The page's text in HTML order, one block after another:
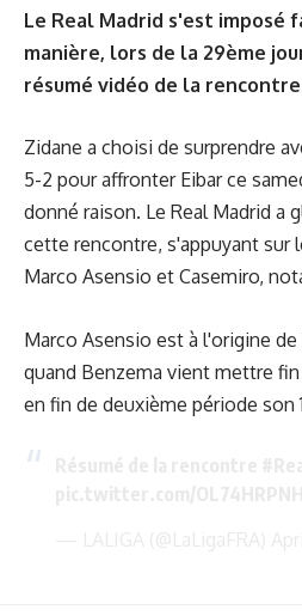
Le Real Madrid s'est imposé
manière, lors de la 29ème
résumé vidéo de la
Zidane a choisi de surprendre
5-2 pour affronter Eibar ce
donné raison. Le Real Madrid a
cette rencontre, s'appuyant sur
Marco Asensio et Casemiro,
Marco Asensio est à l'origine
quand Benzema vient mettre
en fin de deuxième période son